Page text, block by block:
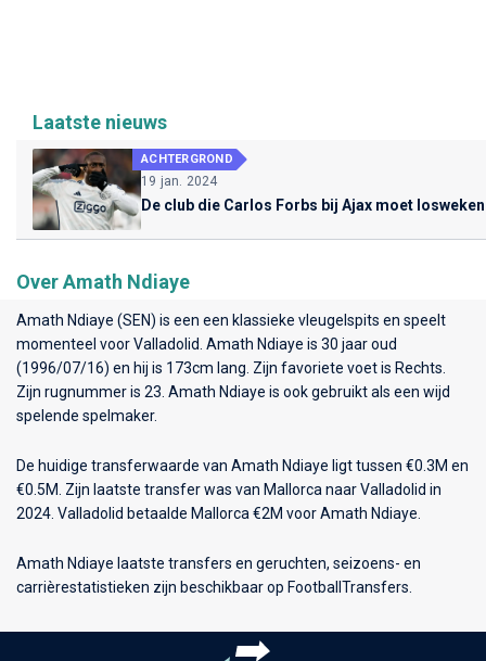
Laatste nieuws
ACHTERGROND
19 jan. 2024
De club die Carlos Forbs bij Ajax moet losweken
Over Amath Ndiaye
Amath Ndiaye (SEN) is een een klassieke vleugelspits en speelt
momenteel voorValladolid . Amath Ndiaye is 30 jaar oud
(1996/07/16) en hij is 173cm lang. Zijn favoriete voet is Rechts.
Zijn rugnummer is 23. Amath Ndiaye is ook gebruikt als een wijd
spelende spelmaker.
De huidige transferwaarde van Amath Ndiaye ligt tussen €0.3M en
€0.5M. Zijn laatste transfer was van Mallorca naar Valladolid in
2024. Valladolid betaalde Mallorca €2M voor Amath Ndiaye.
Amath Ndiaye laatste transfers en geruchten, seizoens- en
carrièrestatistieken zijn beschikbaar op FootballTransfers.